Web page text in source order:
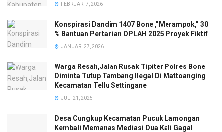
FEBRUARI 7, 2026
Konspirasi Dandim 1407 Bone ,”Merampok,” 30
% Bantuan Pertanian OPLAH 2025 Proyek Fiktif
JANUARI 27, 2026
Warga Resah,Jalan Rusak Tipiter Polres Bone
Diminta Tutup Tambang Ilegal Di Mattoanging
Kecamatan Tellu Settingane
JULI 21, 2025
Desa Cungkup Kecamatan Pucuk Lamongan
Kembali Memanas Mediasi Dua Kali Gagal